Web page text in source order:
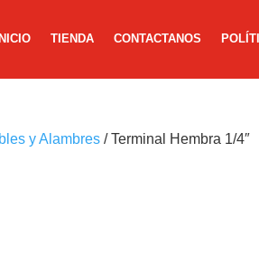
INICIO TIENDA CONTACTANOS
y Alambres / Terminal Hembra 1/4″